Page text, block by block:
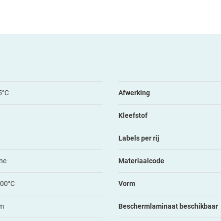
Afwerking
Kleefstof
Labels per rij
Materiaalcode
Vorm
Beschermlaminaat beschikbaar